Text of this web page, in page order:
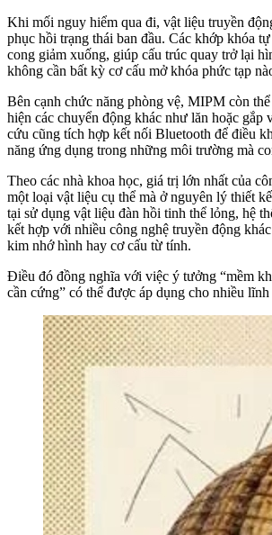
Khi mối nguy hiểm qua đi, vật liệu truyền
phục hồi trạng thái ban đầu. Các khớp khóa
cong giảm xuống, giúp cấu trúc quay trở lại
không cần bất kỳ cơ cấu mở khóa phức tạp
Bên cạnh chức năng phòng vệ, MIPM còn
hiện các chuyển động khác như lăn hoặc gắp
cứu cũng tích hợp kết nối Bluetooth để điều
năng ứng dụng trong những môi trường mà
Theo các nhà khoa học, giá trị lớn nhất của
một loại vật liệu cụ thể mà ở nguyên lý thiết
tại sử dụng vật liệu đàn hồi tinh thể lỏng, hệ
kết hợp với nhiều công nghệ truyền động
kim nhớ hình hay cơ cấu từ tính.
Điều đó đồng nghĩa với việc ý tưởng “mềm
cần cứng” có thể được áp dụng cho nhiều